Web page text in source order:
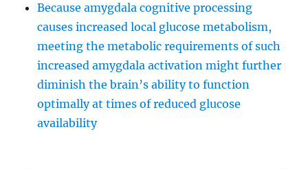
Because amygdala cognitive processing
causes increased local glucose metabolism,
meeting the metabolic requirements of such
increased amygdala activation might further
diminish the brain’s ability to function
optimally at times of reduced glucose
availability